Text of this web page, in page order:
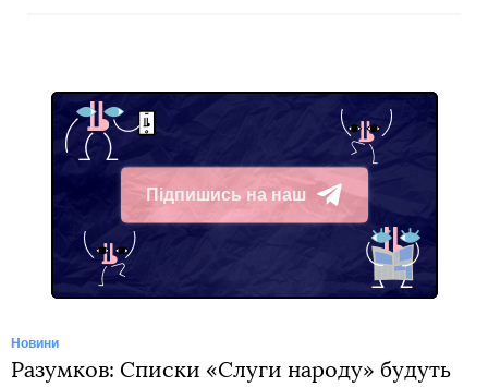
Підпишись на наш
Telegram
Новини
Разумков: Списки «Слуги народу» будуть